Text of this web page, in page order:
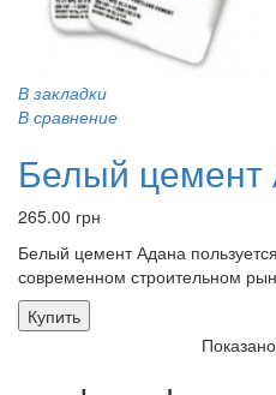
В закладки
В сравнение
Белый цемент
265.00 грн
Белый цемент Адана
современном строительном
Купить